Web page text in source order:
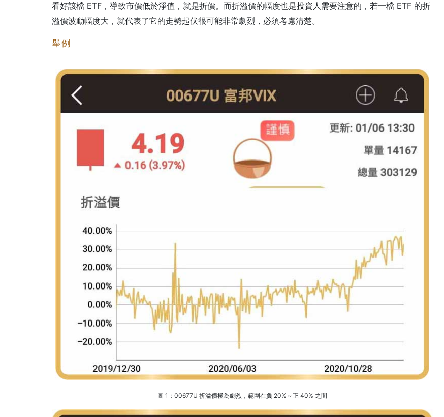
看好該檔 ETF，導致市價低於淨值，就是折價。而折溢價的幅度也是投資人需要注意的，若一檔 ETF 的折
溢價波動幅度大，就代表了它的走勢起伏很可能非常劇烈，必須考慮清楚。
舉例
圖 1：00677U 折溢價極為劇烈，範圍在負 20%～正 40% 之間